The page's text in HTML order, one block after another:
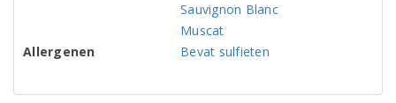
Sauvignon Blanc
Muscat
Allergenen
Bevat sulfieten